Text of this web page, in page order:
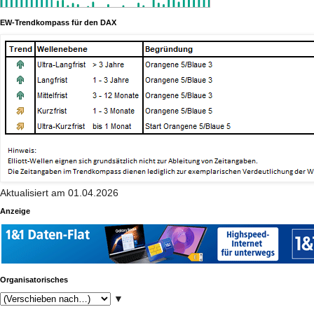
EW-Trendkompass für den DAX
Aktualisiert am 01.04.2026
Anzeige
Organisatorisches
▼